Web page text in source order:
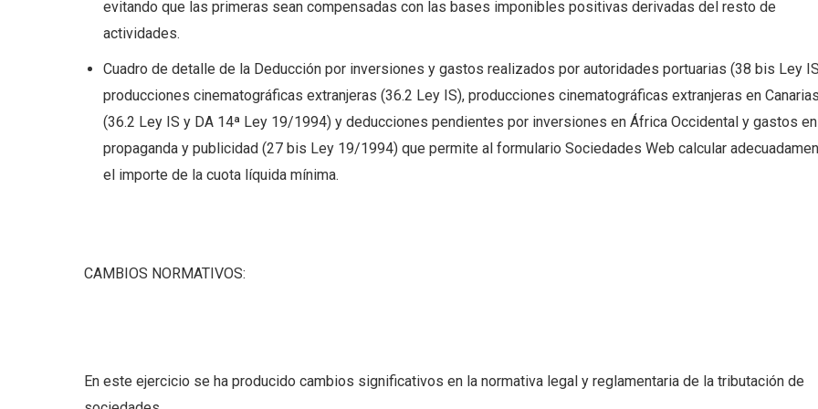
evitando que las primeras sean compensadas con las bases imponibles positivas derivadas del resto de
actividades.
Cuadro de detalle de la Deducción por inversiones y gastos realizados por autoridades portuarias (38 bis Ley
producciones cinematográficas extranjeras (36.2 Ley IS), producciones cinematográficas extranjeras en Canarias
(36.2 Ley IS y DA 14ª Ley 19/1994) y deducciones pendientes por inversiones en África Occidental y gastos en
propaganda y publicidad (27 bis Ley 19/1994) que permite al formulario Sociedades Web calcular
el importe de la cuota líquida mínima.
CAMBIOS NORMATIVOS:
En este ejercicio se ha producido cambios significativos en la normativa legal y reglamentaria de la tributación de